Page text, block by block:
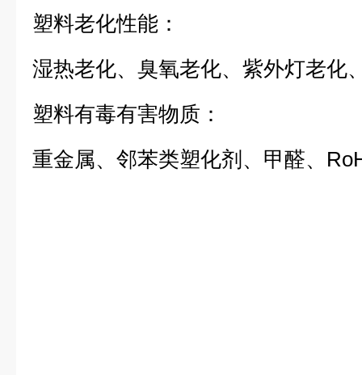
塑料老化性能：
湿热老化、臭氧老化、紫外灯老化
塑料有毒有害物质：
重金属、邻苯类塑化剂、甲醛、